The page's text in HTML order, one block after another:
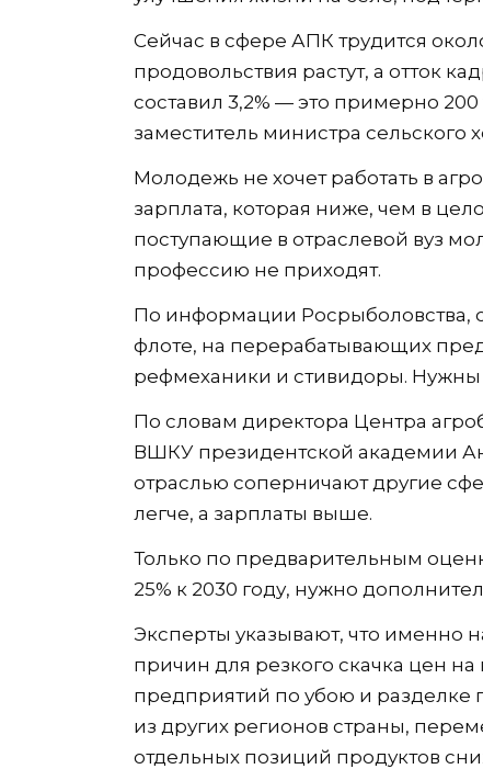
Сейчас в сфере АПК трудится
продовольствия растут, а отток
составил 3,2% — это примерно
заместитель министра сельского
Молодежь не хочет работать в
зарплата, которая ниже, чем в
поступающие в отраслевой вуз
профессию не приходят.
По информации Росрыболовства,
флоте, на перерабатывающих
рефмеханики и стивидоры.
По словам директора Центра
ВШКУ президентской академии
отраслью соперничают другие
легче, а зарплаты выше.
Только по предварительным
25% к 2030 году, нужно
Эксперты указывают, что именно
причин для резкого скачка цен на
предприятий по убою и разделке
из других регионов страны,
отдельных позиций продуктов